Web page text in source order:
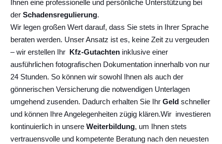
Ihnen eine professionelle und persönliche Unterstützung bei
der Schadensregulierung.
Wir legen großen Wert darauf, dass Sie stets in Ihrer Sprache
beraten werden. Unser Ansatz ist es, keine Zeit zu vergeuden
– wir erstellen Ihr Kfz-Gutachten inklusive einer
ausführlichen fotografischen Dokumentation innerhalb von nur
24 Stunden. So können wir sowohl Ihnen als auch der
gönnerischen Versicherung die notwendigen Unterlagen
umgehend zusenden. Dadurch erhalten Sie Ihr Geld schneller
und können Ihre Angelegenheiten zügig klären.Wir investieren
kontinuierlich in unsere Weiterbildung, um Ihnen stets
vertrauensvolle und kompetente Beratung nach den neuesten